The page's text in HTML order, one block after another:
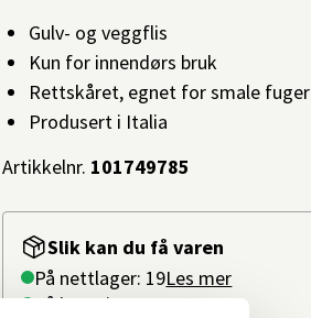
Slik kan du få varen
På nettlager: 19Les mer
På lager i1 butikk
Gulv- og veggflis
Kun for innendørs bruk
Rettskåret, egnet for smale fuger
Produsert i Italia
Artikkelnr. 101749785